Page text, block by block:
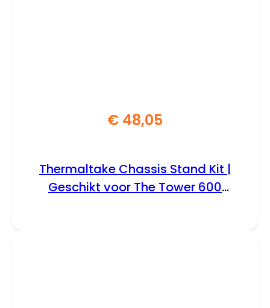
€ 48,05
Thermaltake Chassis Stand Kit |
Geschikt voor The Tower 600